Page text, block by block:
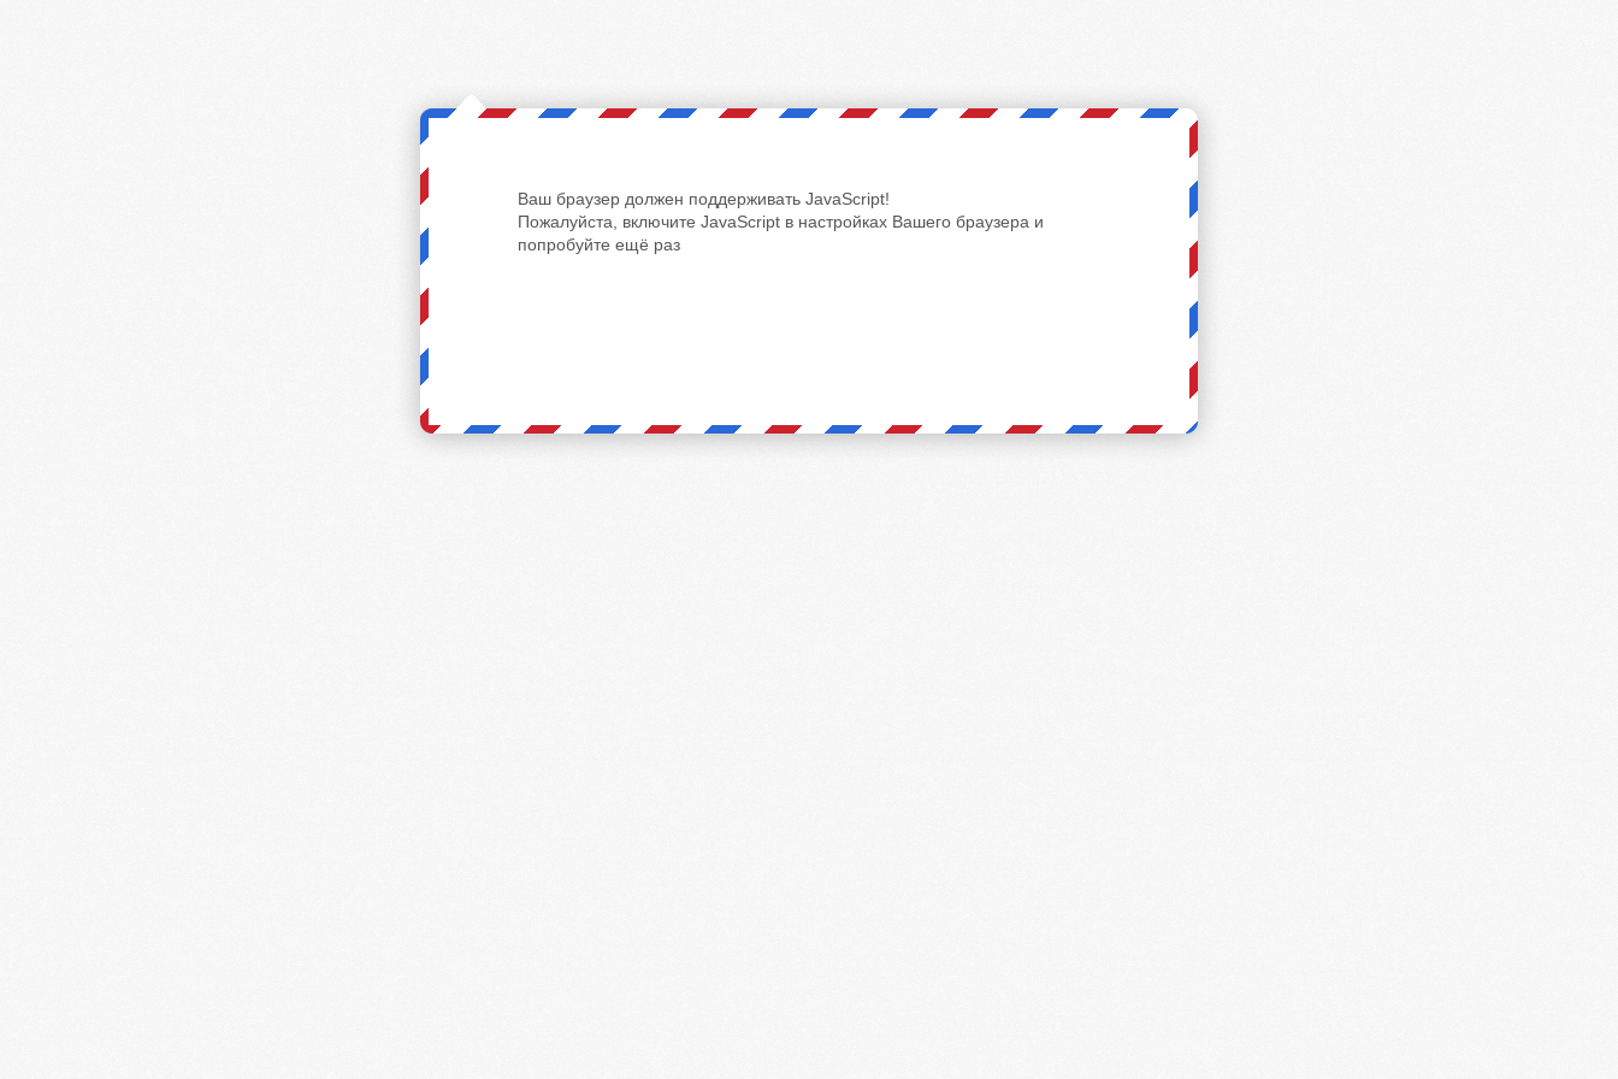
Ваш браузер должен поддерживать JavaScript!
Пожалуйста, включите JavaScript в настройках Вашего браузера и
попробуйте ещё раз